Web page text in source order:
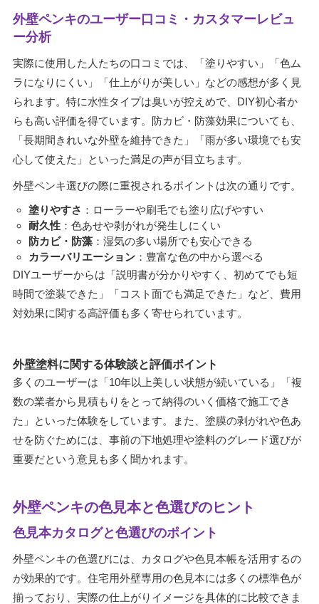
外壁ペンキのユーザー口コミ・カスタマーレビュ
ー分析
実際に使用した人たちの口コミでは、「塗りやすい」「色ム
ラになりにくい」「仕上がりが美しい」などの感想が多く見
られます。特に水性タイプは臭いが控えめで、DIY初心者か
らも高い評価を得ています。防カビ・防藻効果についても、
「長期間きれいな外壁を維持できた」「雨が多い環境でも安
心して使えた」といった満足の声が目立ちます。
外壁ペンキ選びの際に重視されるポイントは次の通りです。
塗りやすさ ：ローラーや刷毛でも塗り広げやすい
耐久性 ：色あせや剥がれが発生しにくい
防カビ・防藻 ：湿気の多い場所でも安心できる
カラーバリエーション ：豊富な色の中から選べる
DIYユーザーからは「説明書が分かりやすく、初めてでも短
時間で塗装できた」「コスト面でも満足できた」など、費用
対効果に関する高評価も多く寄せられています。
外壁塗料に関する体験談と評価ポイント
多くのユーザーは「10年以上美しい状態が続いている」「複
数の業者から見積もりをとって納得のいく価格で施工でき
た」といった体験をしています。また、塗膜の剥がれや色あ
せを防ぐためには、事前の下地処理や塗料のグレード選びが
重要だという意見も多く聞かれます。
外壁ペンキの色見本と色選びのヒント
色見本カタログと色選びのポイント
外壁ペンキの色選びには、カタログや色見本帳を活用するの
が効果的です。住宅用外壁専用の色見本には多くの標準色が
揃っており、実際の仕上がりイメージを具体的に比較できま